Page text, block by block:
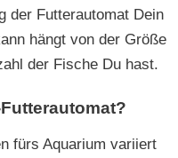
der Futterautomat Dein
hängt von der Größe
der Fische Du hast.
fürs Aquarium variiert